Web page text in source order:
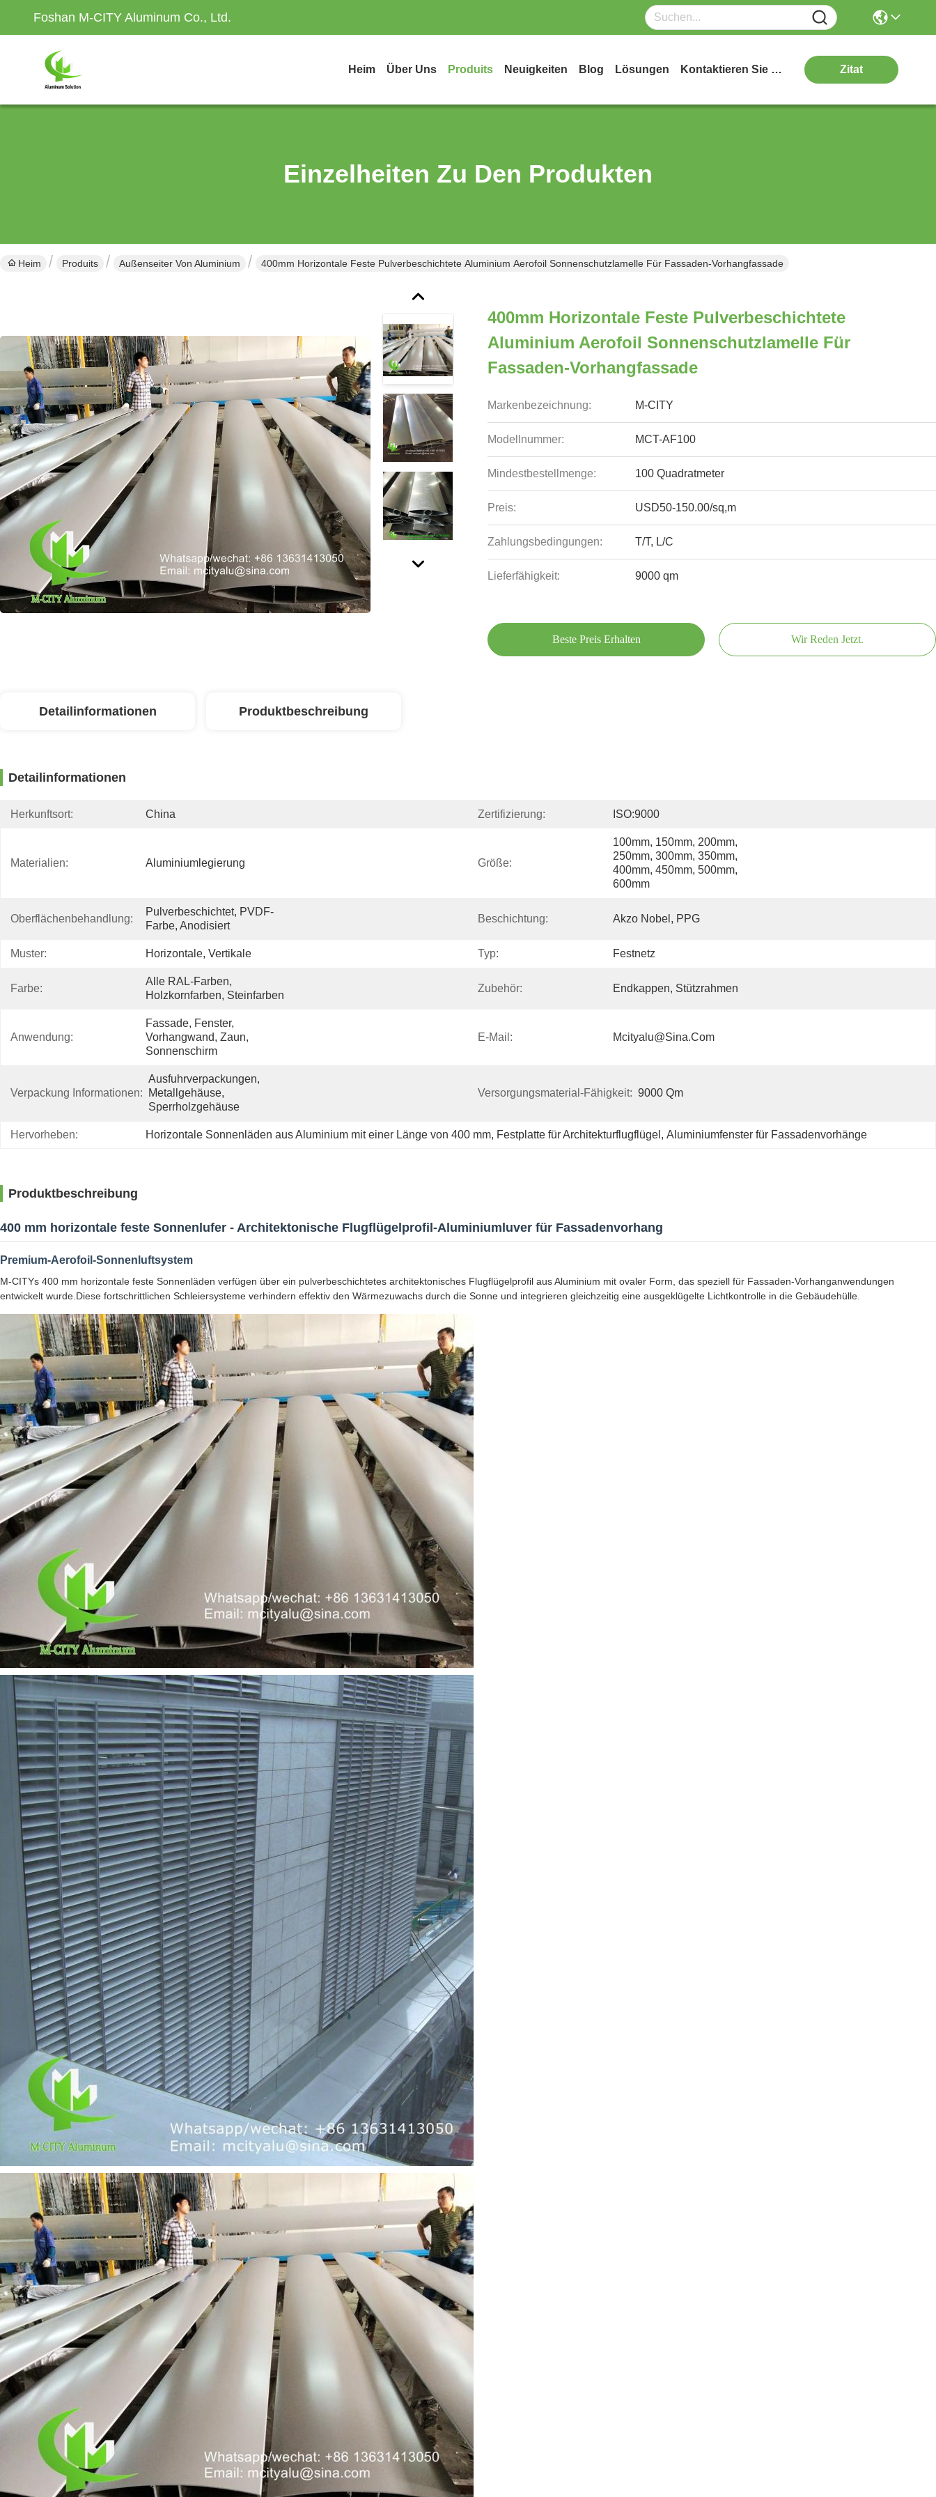
Foshan M-CITY Aluminum Co., Ltd.
Heim Über Uns Produits Neuigkeiten Blog Lösungen Kontaktieren Sie Uns Zitat
Einzelheiten Zu Den Produkten
Heim Produits Außenseiter Von Aluminium 400mm Horizontale Feste Pulverbeschichtete Aluminium Aerofoil Sonnenschutzlamelle Für Fassaden-Vorhangfassade
400mm Horizontale Feste Pulverbeschichtete
Aluminium Aerofoil Sonnenschutzlamelle Für
Fassaden-Vorhangfassade
Markenbezeichnung: M-CITY
Modellnummer: MCT-AF100
Mindestbestellmenge: 100 Quadratmeter
Preis: USD50-150.00/sq,m
Zahlungsbedingungen: T/T, L/C
Lieferfähigkeit: 9000 qm
Beste Preis Erhalten Wir Reden Jetzt.
Detailinformationen Produktbeschreibung
Detailinformationen
Herkunftsort: China Zertifizierung: ISO:9000
Materialien: Aluminiumlegierung Größe:
100mm, 150mm, 200mm,
250mm, 300mm, 350mm,
400mm, 450mm, 500mm,
600mm
Oberflächenbehandlung:
Pulverbeschichtet, PVDF-
Farbe, Anodisiert
Beschichtung: Akzo Nobel, PPG
Muster: Horizontale, Vertikale Typ: Festnetz
Farbe:
Alle RAL-Farben,
Holzkornfarben, Steinfarben
Zubehör: Endkappen, Stützrahmen
Anwendung:
Fassade, Fenster,
Vorhangwand, Zaun,
Sonnenschirm
E-Mail: Mcityalu@sina.com
Verpackung Informationen:
Ausfuhrverpackungen,
Metallgehäuse,
Sperrholzgehäuse
Versorgungsmaterial-Fähigkeit: 9000 Qm
Hervorheben: Horizontale Sonnenläden aus Aluminium mit einer Länge von 400 mm, Festplatte für Architekturflugflügel , Aluminiumfenster für Fassadenvorhänge
Produktbeschreibung
400 mm horizontale feste Sonnenlufer - Architektonische Flugflügelprofil-Aluminiumluver für Fassadenvorhang
Premium-Aerofoil-Sonnenluftsystem
M-CITYs 400 mm horizontale feste Sonnenläden verfügen über ein pulverbeschichtetes architektonisches Flugflügelprofil aus Aluminium mit ovaler Form, das speziell für Fassaden-Vorhanganwendungen
entwickelt wurde.Diese fortschrittlichen Schleiersysteme verhindern effektiv den Wärmezuwachs durch die Sonne und integrieren gleichzeitig eine ausgeklügelte Lichtkontrolle in die Gebäudehülle.